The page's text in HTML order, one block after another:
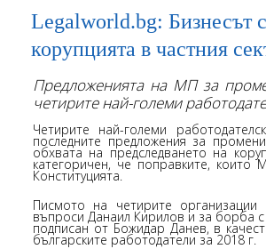
Legalworld.bg: Бизнесът
корупцията в частния
Предложенията на МП за
четирите най-големи
Четирите най-големи
последните предложения за
обхвата на предследването на
категоричен, че поправките, които
Конституцията.
Писмото на четирите
въпроси Данаил Кирилов и за борба
подписан от Божидар Данев, в
българските работодатели за 2018 г.